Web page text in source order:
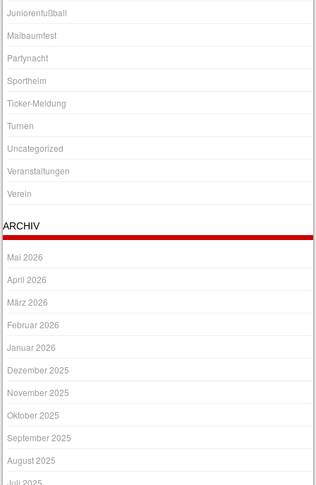
Juniorenfußball
Maibaumfest
Partynacht
Sportheim
Ticker-Meldung
Turnen
Uncategorized
Veranstaltungen
Verein
ARCHIV
Mai 2026
April 2026
März 2026
Februar 2026
Januar 2026
Dezember 2025
November 2025
Oktober 2025
September 2025
August 2025